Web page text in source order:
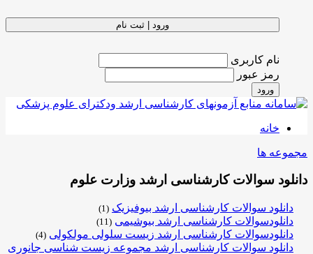
ورود | ثبت نام
نام کاربری
رمز عبور
ورود
خانه
مجموعه ها
دانلود سوالات کارشناسی ارشد وزارت علوم
دانلود سوالات کارشناسی ارشد بیوفیزیک (1)
دانلودسوالات کارشناسی ارشد بیوشیمی (11)
دانلودسوالات کارشناسی ارشد زیست سلولی مولکولی (4)
دانلود سوالات کارشناسی ارشد مجموعه زیست شناسی جانوری